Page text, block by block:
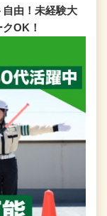
自由！未経験大
OK！